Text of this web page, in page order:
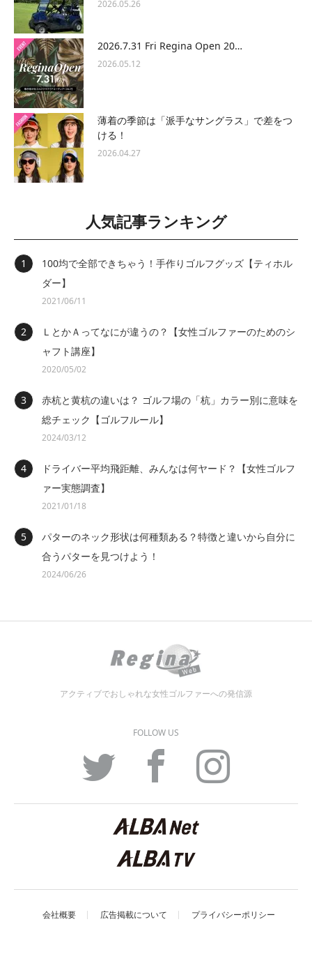
2026.05.26
2026.7.31 Fri Regina Open 20…
2026.05.12
薄着の季節は「派手なサングラス」で差をつ
ける！
2026.04.27
人気記事ランキング
100均で全部できちゃう！手作りゴルフグッズ【ティホル
ダー】
2021/06/11
ＬとかＡってなにが違うの？【女性ゴルファーのためのシ
ャフト講座】
2020/05/02
赤杭と黄杭の違いは？ ゴルフ場の「杭」カラー別に意味を
総チェック【ゴルフルール】
2024/03/12
ドライバー平均飛距離、みんなは何ヤード？【女性ゴルフ
ァー実態調査】
2021/01/18
パターのネック形状は何種類ある？特徴と違いから自分に
合うパターを見つけよう！
2024/06/26
アクティブでおしゃれな女性ゴルファーへの発信源
FOLLOW US
Facebook Instagram
会社概要 広告掲載について プライバシーポリシー